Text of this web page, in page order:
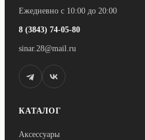
Ежедневно с 10:00 до 20:00
8 (3843) 74-05-80
sinar.28@mail.ru
КАТАЛОГ
Аксессуары